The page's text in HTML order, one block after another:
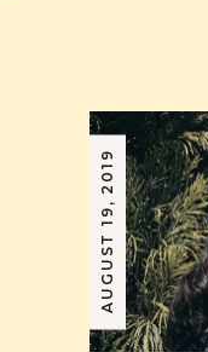
AUGUST 19, 2019